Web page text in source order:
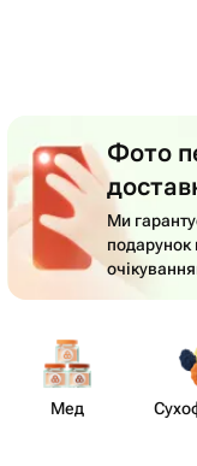
Фото
Ми
подарунок
Мед